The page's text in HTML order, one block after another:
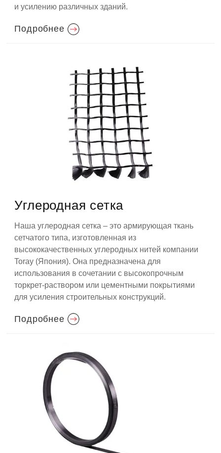
и усилению различных зданий.
Подробнее
Углеродная сетка
Наша углеродная сетка – это армирующая ткань
сетчатого типа, изготовленная из
высококачественных углеродных нитей компании
Toray (Япония). Она предназначена для
использования в сочетании с высокопрочным
торкрет-раствором или цементными покрытиями
для усиления строительных конструкций.
Подробнее